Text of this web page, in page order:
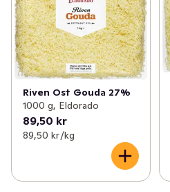
Riven Ost Gouda 27%
1000 g, Eldorado
89,50 kr
89,50 kr /kg